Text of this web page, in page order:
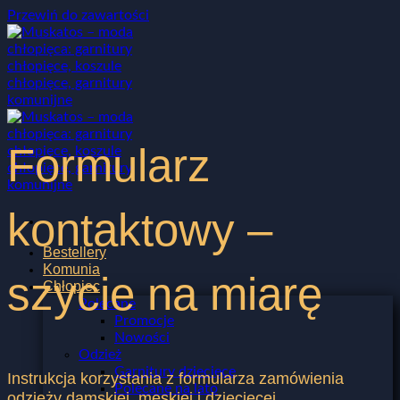
Przewiń do zawartości
Bestellery
Komunia
Chłopiec
Polecane
Promocje
Nowości
Odzież
Garnitury dziecięce
Polecane na lato
Formularz
kontaktowy –
szycie na miarę
Instrukcja korzystania z formularza zamówienia